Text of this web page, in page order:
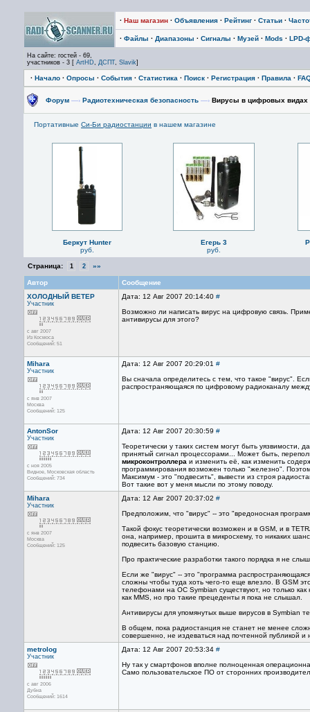
· Наш магазин · Объявления · Рейтинг · Статьи ·
· Файлы · Диапазоны · Сигналы · Музей · Mods · LPD-
На сайте: гостей - 69,
участников - 3 [ ArtHD, ДСПТ, Slavik]
· Начало · Опросы · События · Статистика · Поиск · Регистрация · Правила ·
Форум —› Радиотехническая безопасность —› Вирусы в цифровых видах
Портативные Си-Би радиостанции в нашем магазине
Беркут Hunter
руб.
Егерь 3
руб.
Страница: 1 2 »»
Автор
Сообщение
ХОЛОДНЫЙ ВЕТЕР
Участник
с авг 2007
Из Космоса
Сообщений: 51
Дата: 12 Авг 2007 20:14:40 #
Возможно ли написать вирус на цифровую связь.
антивирусы для этого?
Mihara
Участник
с янв 2007
Москва
Сообщений: 125
Дата: 12 Авг 2007 20:29:01 #
Вы сначала определитесь с тем, что такое "вирус".
распространяющаяся по цифровому радиоканалу
AntonSor
Участник
с ноя 2005
Видное, Московская область
Сообщений: 734
Дата: 12 Авг 2007 20:30:59 #
Теоретически у таких систем могут быть
принятый сигнал процессорами... Может быть,
микроконтроллера и изменить её, как изменить
программирования возможен только "железно".
Максимум - это "подвесить", вывести из строя
Вот такие вот у меня мысли по этому поводу.
Mihara
Участник
с янв 2007
Москва
Сообщений: 125
Дата: 12 Авг 2007 20:37:02 #
Предположим, что "вирус" -- это "вредоносная
Такой фокус теоретически возможен и в GSM, и в
она, например, прошита в микросхему, то никаких
подвесить базовую станцию.
Про практические разработки такого порядка я не
Если же "вирус" -- это "программа
сложны чтобы туда хоть чего-то еще влезло. В GSM
телефонами на ОС Symbian существуют, но только как
как MMS, но про такие прецеденты я пока не слышал.
Антивирусы для упомянутых выше вирусов в Symbian
В общем, пока радиостанция не станет не менее
совершенно, не издеваться над почтенной публикой
metrolog
Участник
с авг 2006
Дубна
Сообщений: 1614
Дата: 12 Авг 2007 20:53:34 #
Ну так у смартфонов вполне полноценная
Само пользовательское ПО от сторонних